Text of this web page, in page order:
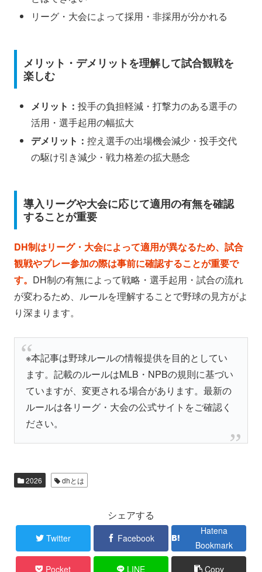
リーグ・大会によって採用・非採用が分かれる
メリット・デメリットを理解して試合観戦を
楽しむ
メリット：投手の負担軽減・打撃力のある選手の
活用・選手起用の幅拡大
デメリット：控え選手の出場機会減少・投手交代
の駆け引き減少・戦力格差の拡大懸念
導入リーグや大会に応じて適用の有無を確認
することが重要
DH制はリーグ・大会によって適用が異なるため、試合
観戦やプレー参加の際は事前に確認することが重要で
す。 DH制の有無によって戦略・選手起用・試合の流れ
が変わるため、ルールを理解することで野球の見方がよ
り深まります。
※本記事は野球ルールの情報提供を目的としてい
ます。記載のルールはMLB・NPBの規則に基づい
ていますが、変更される場合があります。最新の
ルールは各リーグ・大会の公式サイトをご確認く
ださい。
2026 dhとは
シェアする
Twitter Facebook
Hatena
Bookmark
Pocket LINE Copy